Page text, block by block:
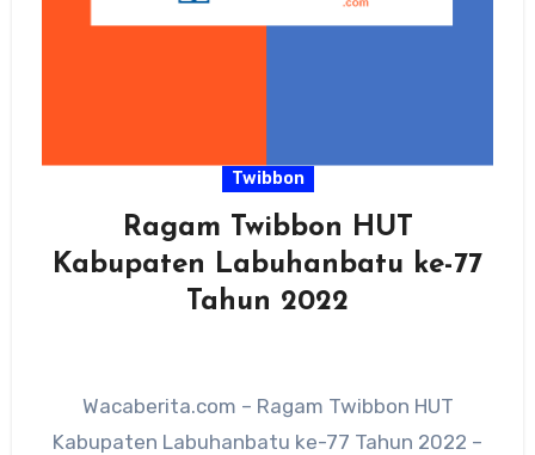
Twibbon
Ragam Twibbon HUT
Kabupaten Labuhanbatu ke-77
Tahun 2022
Wacaberita.com – Ragam Twibbon HUT
Kabupaten Labuhanbatu ke-77 Tahun 2022 –